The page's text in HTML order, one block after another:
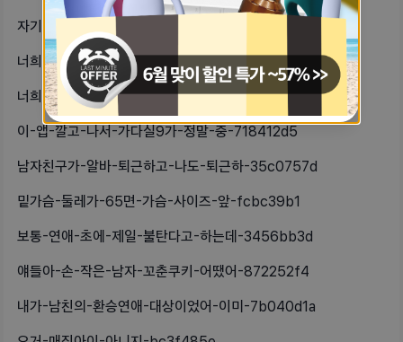
자기들은-연애할-때-표현-아끼는-편이-511b33bc
너희-남친한테-생리얘기-해-난-부부인-c3af6976
너희-섹스하자는말-어떻게-해-우린-섹-aea99a32
이-앱-깔고-나서-가다실9가-정말-중-718412d5
남자친구가-알바-퇴근하고-나도-퇴근하-35c0757d
밑가슴-둘레가-65면-가슴-사이즈-앞-fcbc39b1
보통-연애-초에-제일-불탄다고-하는데-3456bb3d
얘들아-손-작은-남자-꼬춘쿠키-어땠어-872252f4
내가-남친의-환승연애-대상이었어-이미-7b040d1a